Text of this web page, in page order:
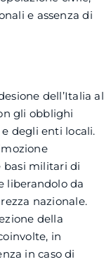
e assenza di
dell’Italia al
gli obblighi
degli enti locali.
basi militari di
liberandolo da
nazionale.
della
in
in caso di